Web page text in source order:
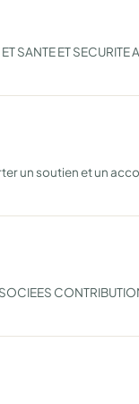
SANTE ET
un soutien et un